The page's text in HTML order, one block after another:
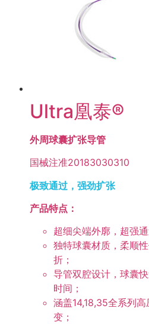
Ultra凰泰®
外周球囊扩张导管
国械注准20183030310
极致通过，强劲扩张
产品特点：
超细尖端外廓，超强通
独特球囊材质，柔顺
折；
导管双腔设计，球囊
时间；
涵盖14,18,35全系列
变；